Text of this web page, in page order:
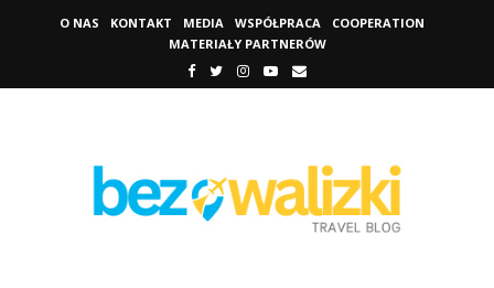
O NAS KONTAKT MEDIA WSPÓŁPRACA
COOPERATION
MATERIAŁY PARTNERÓW